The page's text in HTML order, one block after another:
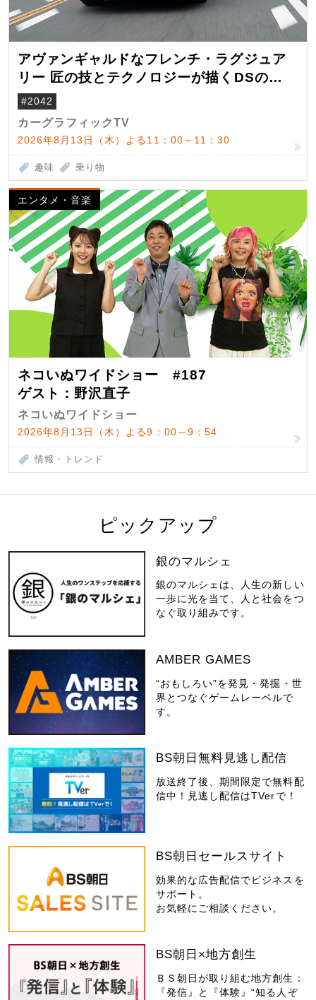
アヴァンギャルドなフレンチ・ラグジュア
リー 匠の技とテクノロジーが描くDSの世
界観
#2042
カーグラフィックTV
2026年8月13日（木）よる11：00～11：30
趣味 乗り物
エンタメ・音楽
ネコいぬワイドショー #187
ゲスト：野沢直子
ネコいぬワイドショー
2026年8月13日（木）よる9：00～9：54
情報・トレンド
ピックアップ
銀のマルシェ
銀のマルシェは、人生の新しい
一歩に光を当て、人と社会をつ
なぐ取り組みです。
AMBER GAMES
“おもしろい”を発見・発掘・世
界とつなぐゲームレーベルで
す。
BS朝日無料見逃し配信
放送終了後、期間限定で無料配
信中！見逃し配信はTVerで！
BS朝日セールスサイト
効果的な広告配信でビジネスを
サポート。
お気軽にご相談ください。
BS朝日×地方創生
ＢＳ朝日が取り組む地方創生：
『発信』と『体験』“知る人ぞ